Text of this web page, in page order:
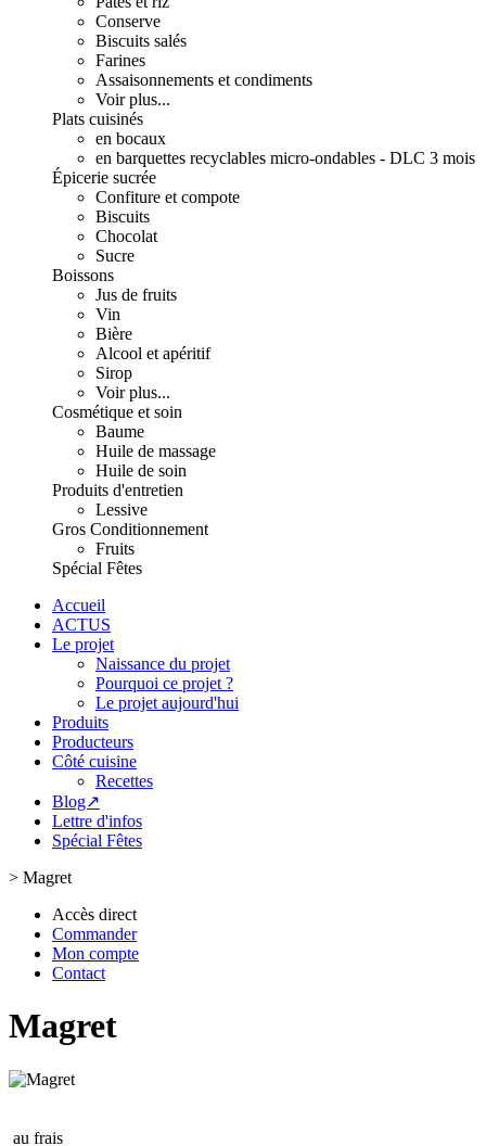
Conserve
Biscuits salés
Farines
Assaisonnements et condiments
Voir plus...
Plats cuisinés
en bocaux
en barquettes recyclables micro-ondables - DLC 3 mois
Épicerie sucrée
Confiture et compote
Biscuits
Chocolat
Sucre
Boissons
Jus de fruits
Vin
Bière
Alcool et apéritif
Sirop
Voir plus...
Cosmétique et soin
Baume
Huile de massage
Huile de soin
Produits d'entretien
Lessive
Gros Conditionnement
Fruits
Spécial Fêtes
Accueil
ACTUS
Le projet
Naissance du projet
Pourquoi ce projet ?
Le projet aujourd'hui
Produits
Producteurs
Côté cuisine
Recettes
Blog↗
Lettre d'infos
Spécial Fêtes
> Magret
Accès direct
Commander
Mon compte
Contact
Magret
au frais